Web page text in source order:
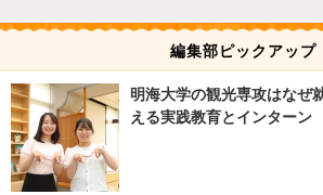
編集部ピックアップ
明海大学の観光専攻はなぜ
える実践教育とインターン